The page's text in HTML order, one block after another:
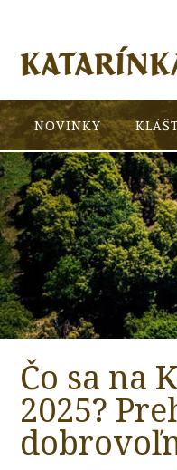
NOVINKY
Čo sa na
2025?